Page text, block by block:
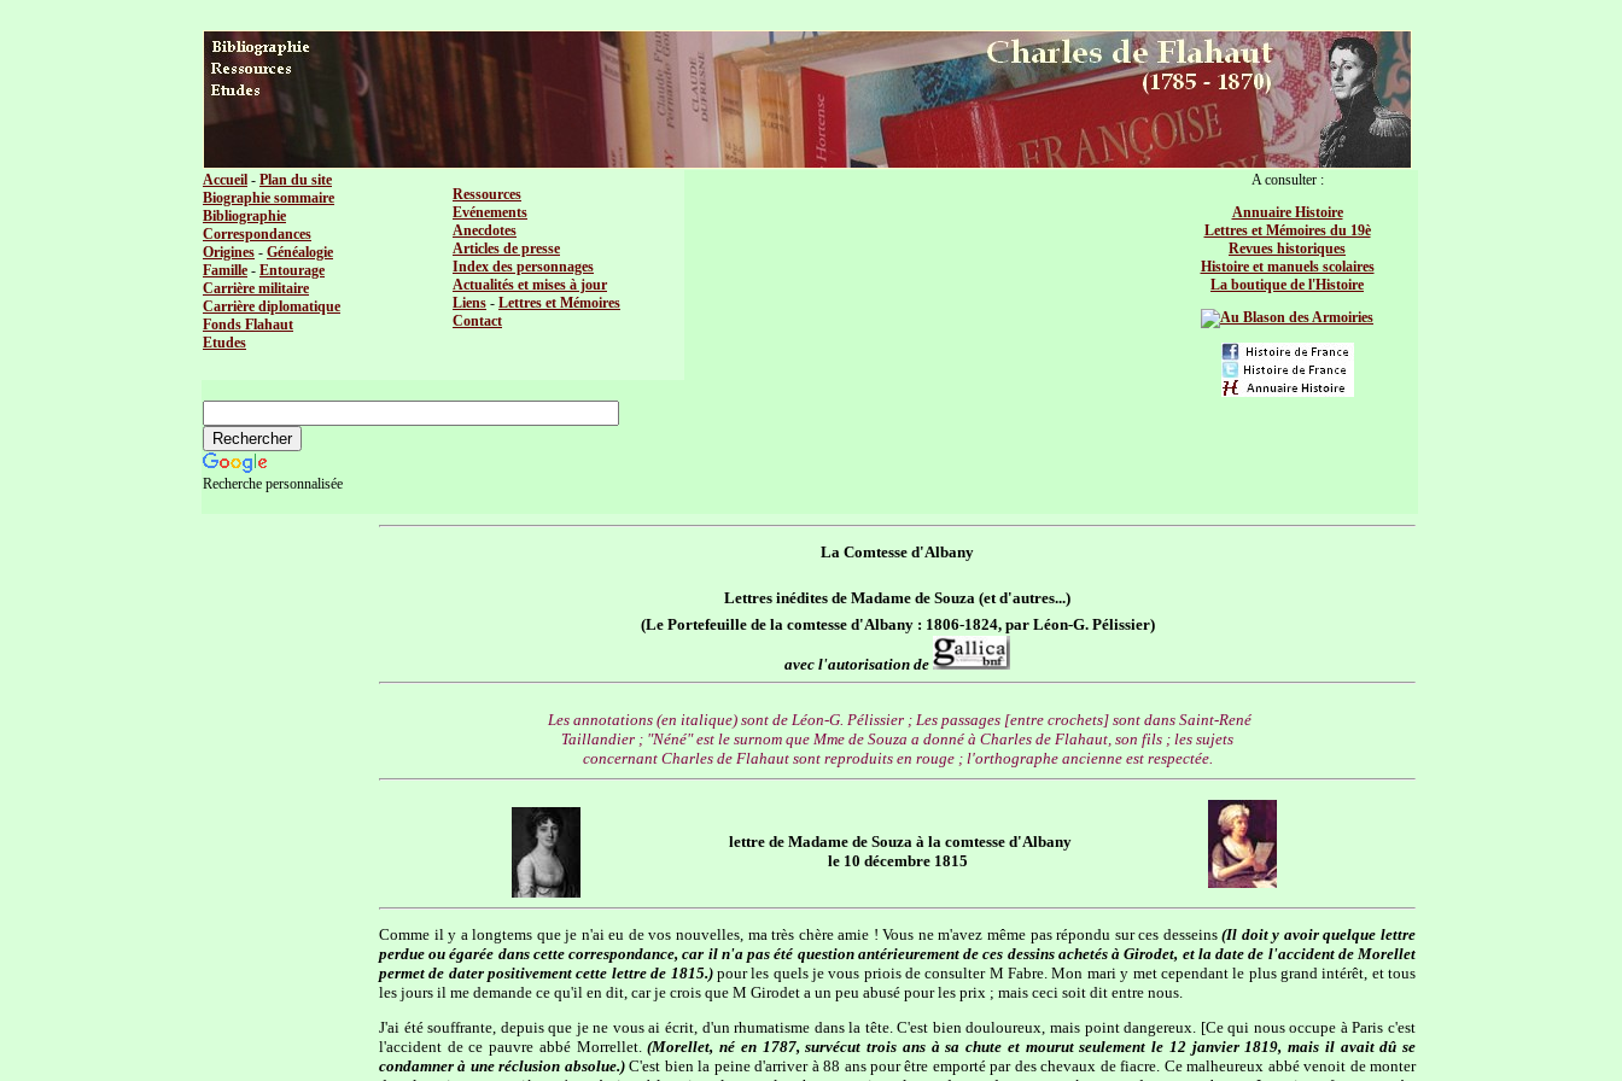
Accueil - Plan du site
Biographie sommaire
Bibliographie
Correspondances
Origines - Généalogie
Famille - Entourage
Carrière militaire
Carrière diplomatique
Fonds Flahaut
Etudes
Ressources
Evénements
Anecdotes
Articles de presse
Index des personnages
Actualités et mises à jour
Liens - Lettres et Mémoires
Contact
A consulter :
Annuaire Histoire
Lettres et Mémoires du 19è
Revues historiques
Histoire et manuels scolaires
La boutique de l'Histoire
Recherche personnalisée
La Comtesse d'Albany
Lettres inédites de Madame de Souza (et d'autres...)
(Le Portefeuille de la comtesse d'Albany : 1806-1824, par Léon-G. Pélissier)
avec l'autorisation de
Les annotations (en italique) sont de Léon-G. Pélissier ; Les passages [entre crochets] sont dans Saint-René
Taillandier ; "Néné" est le surnom que Mme de Souza a donné à Charles de Flahaut, son fils ; les sujets
concernant Charles de Flahaut sont reproduits en rouge ; l'orthographe ancienne est respectée.
lettre de Madame de Souza à la comtesse d'Albany
le 10 décembre 1815
Comme il y a longtems que je n'ai eu de vos nouvelles, ma très chère amie ! Vous ne m'avez même pas répondu sur ces desseins(Il doit y avoir quelque lettre
perdue ou égarée dans cette correspondance, car il n'a pas été question antérieurement de ces dessins achetés à Girodet, et la date de l'accident de Morellet
permet de dater positivement cette lettre de 1815.)pour les quels je vous priois de consulter M Fabre. Mon mari y met cependant le plus grand intérêt, et tous
les jours il me demande ce qu'il en dit, car je crois que M Girodet a un peu abusé pour les prix ; mais ceci soit dit entre nous.
J'ai été souffrante, depuis que je ne vous ai écrit, d'un rhumatisme dans la tête. C'est bien douloureux, mais point dangereux. [Ce qui nous occupe à Paris c'est
l'accident de ce pauvre abbé Morrellet.(Morellet, né en 1787, survécut trois ans à sa chute et mourut seulement le 12 janvier 1819, mais il avait dû se
condamner à une réclusion absolue.)C'est bien la peine d'arriver à 88 ans pour être emporté par des chevaux de fiacre. Ce malheureux abbé venoit de monter